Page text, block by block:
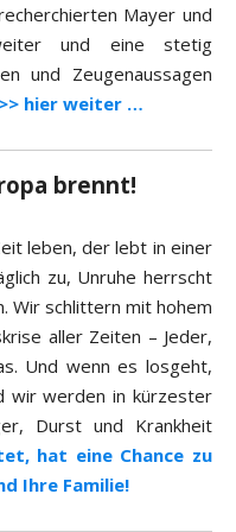
Mayer und
und eine stetig
und Zeugenaussagen
hier weiter …
brennt!
leben, der lebt in einer
zu, Unruhe herrscht
Wir schlittern mit hohem
aller Zeiten – Jeder,
Und wenn es losgeht,
wir werden in kürzester
Durst und Krankheit
hat eine Chance zu
Ihre Familie!